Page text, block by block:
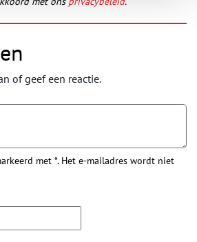
of geef een reactie.
met *. Het e-mailadres wordt niet